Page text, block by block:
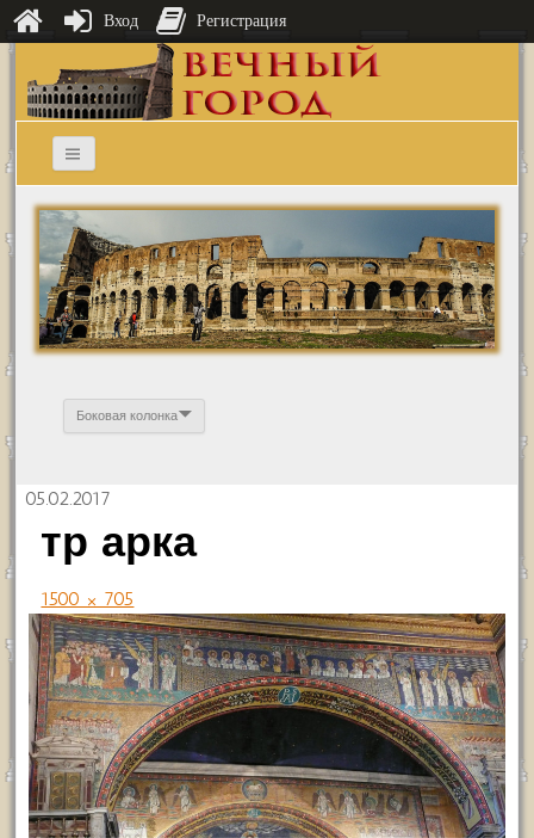
Боковая колонка
05.02.2017
тр арка
1500 × 705
Вход Регистрация